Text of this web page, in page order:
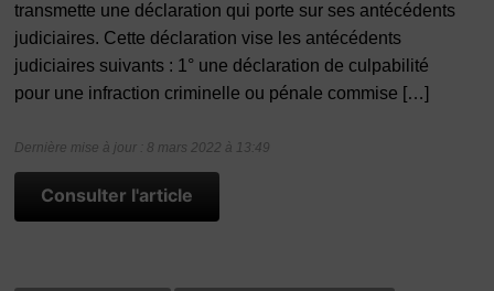
transmette une déclaration qui porte sur ses antécédents
judiciaires. Cette déclaration vise les antécédents
judiciaires suivants : 1° une déclaration de culpabilité
pour une infraction criminelle ou pénale commise […]
Dernière mise à jour : 8 mars 2022 à 13:49
Consulter l'article